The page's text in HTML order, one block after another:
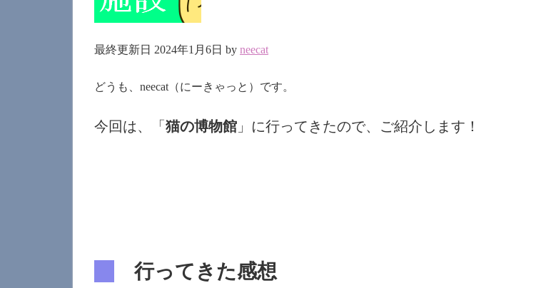
最終更新日 2024年1月6日 by neecat
どうも、neecat（にーきゃっと）です。
今回は、「猫の博物館 」に行ってきたので、ご紹介します！
行ってきた感想